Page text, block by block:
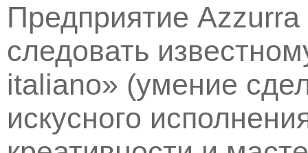
Предприятие
следовать
italiano» (умение
искусного